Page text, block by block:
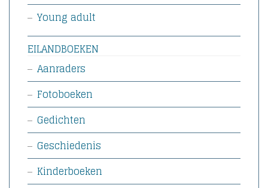
Young adult
EILANDBOEKEN
Aanraders
Fotoboeken
Gedichten
Geschiedenis
Kinderboeken